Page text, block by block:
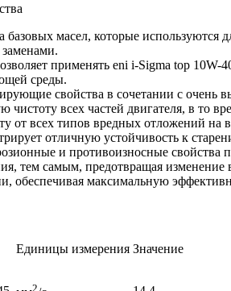
масел, которые используются
применять eni i-Sigma top
среды.
свойства в сочетании с очень
чистоту всех частей двигателя, в то
от всех типов вредных отложений на
отличную устойчивость к
и противоизносные
тем самым, предотвращая изменение
обеспечивая максимальную
Единицы измерения Значение
2